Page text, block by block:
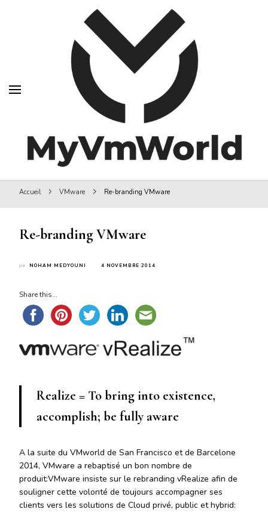
MyVMworld
MyVMworld
Accueil VMware Re-branding VMware
Re-branding VMware
par NOHAM MEDYOUNI 4 NOVEMBRE 2014
Share this...
Realize = To bring into existence,
accomplish; be fully aware
A la suite du VMworld de San Francisco et de Barcelone
2014, VMware a rebaptisé un bon nombre de
produit:VMware insiste sur le rebranding vRealize afin de
souligner cette volonté de toujours accompagner ses
clients vers les solutions de Cloud privé, public et hybrid: